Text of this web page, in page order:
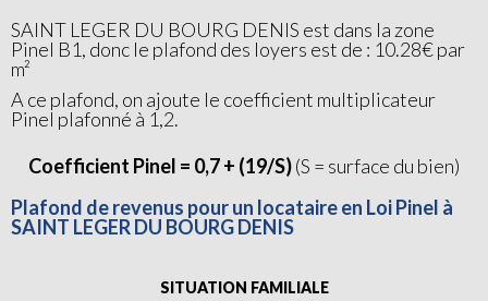
SAINT LEGER DU BOURG DENIS est dans la zone
Pinel B1, donc le plafond des loyers est de : 10.28€ par
m²
A ce plafond, on ajoute le coefficient multiplicateur
Pinel plafonné à 1,2.
Coefficient Pinel = 0,7 + (19/S)(S = surface du bien)
Plafond de revenus pour un locataire en Loi Pinel à
SAINT LEGER DU BOURG DENIS
SITUATION FAMILIALE